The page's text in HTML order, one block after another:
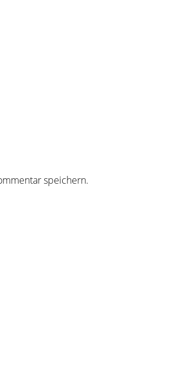
speichern.